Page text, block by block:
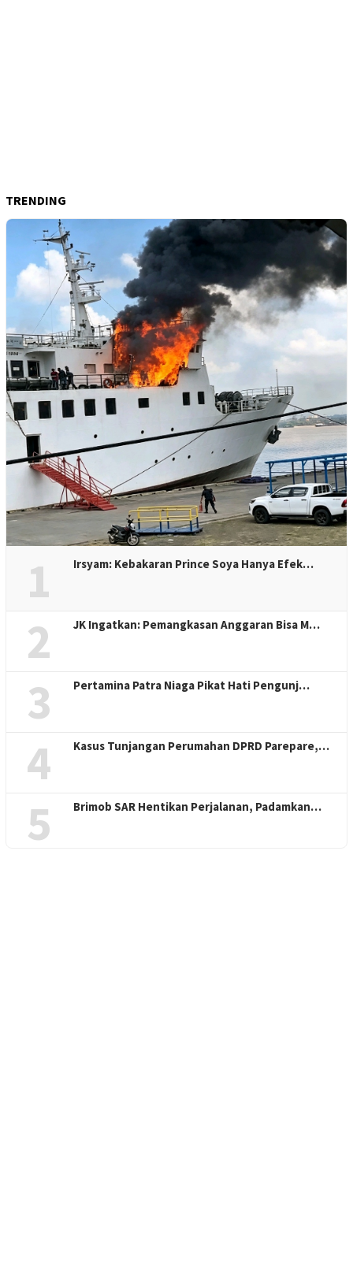
TRENDING
1 Irsyam: Kebakaran Prince Soya Hanya Efek…
2 JK Ingatkan: Pemangkasan Anggaran Bisa M…
3 Pertamina Patra Niaga Pikat Hati Pengunj…
4 Kasus Tunjangan Perumahan DPRD Parepare,…
5 Brimob SAR Hentikan Perjalanan, Padamkan…